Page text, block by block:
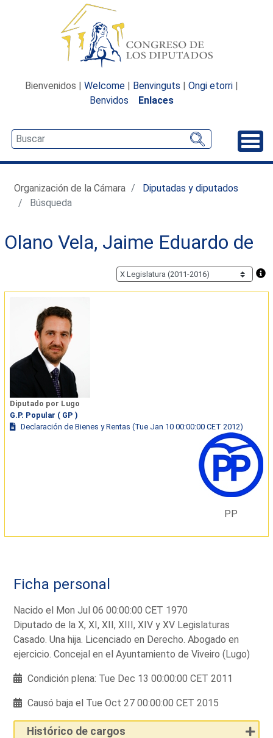
Bienvenidos | Welcome | Benvinguts | Ongi etorri |
Benvidos
Enlaces
Organización de la Cámara
Diputadas y diputados
Búsqueda
Olano Vela, Jaime Eduardo de
Diputado por Lugo
G.P. Popular ( GP )
Declaración de Bienes y Rentas (Tue Jan 10 00:00:00 CET 2012)
PP
Ficha personal
Nacido el Mon Jul 06 00:00:00 CET 1970
Diputado de la X, XI, XII, XIII, XIV y XV Legislaturas
Casado. Una hija. Licenciado en Derecho. Abogado en
ejercicio. Concejal en el Ayuntamiento de Viveiro (Lugo)
Condición plena: Tue Dec 13 00:00:00 CET 2011
Causó baja el Tue Oct 27 00:00:00 CET 2015
Histórico de cargos